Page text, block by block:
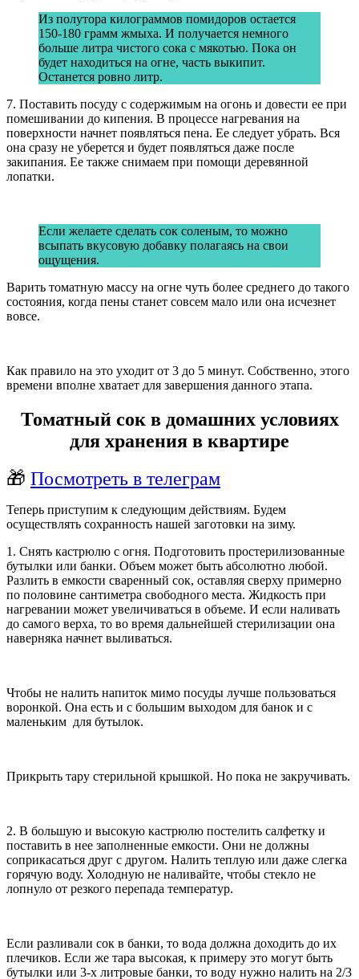
Из полутора килограммов помидоров остается
150-180 грамм жмыха. И получается немного
больше литра чистого сока с мякотью. Пока он
будет находиться на огне, часть выкипит.
Останется ровно литр.
7. Поставить посуду с содержимым на огонь и довести ее при
помешивании до кипения. В процессе нагревания на
поверхности начнет появляться пена. Ее следует убрать. Вся
она сразу не уберется и будет появляться даже после
закипания. Ее также снимаем при помощи деревянной
лопатки.
Если желаете сделать сок соленым, то можно
всыпать вкусовую добавку полагаясь на свои
ощущения.
Варить томатную массу на огне чуть более среднего до такого
состояния, когда пены станет совсем мало или она исчезнет
вовсе.
Как правило на это уходит от 3 до 5 минут. Собственно, этого
времени вполне хватает для завершения данного этапа.
Томатный сок в домашних условиях
для хранения в квартире
🎁 Посмотреть в телеграм
Теперь приступим к следующим действиям. Будем
осуществлять сохранность нашей заготовки на зиму.
1. Снять кастрюлю с огня. Подготовить простерилизованные
бутылки или банки. Объем может быть абсолютно любой.
Разлить в емкости сваренный сок, оставляя сверху примерно
по половине сантиметра свободного места. Жидкость при
нагревании может увеличиваться в объеме. И если наливать
до самого верха, то во время дальнейшей стерилизации она
наверняка начнет выливаться.
Чтобы не налить напиток мимо посуды лучше пользоваться
воронкой. Она есть и с большим выходом для банок и с
маленьким для бутылок.
Прикрыть тару стерильной крышкой. Но пока не закручивать.
2. В большую и высокую кастрюлю постелить салфетку и
поставить в нее заполненные емкости. Они не должны
соприкасаться друг с другом. Налить теплую или даже слегка
горячую воду. Холодную не наливайте, чтобы стекло не
лопнуло от резкого перепада температур.
Если разливали сок в банки, то вода должна доходить до их
плечиков. Если же тара высокая, к примеру это могут быть
бутылки или 3-х литровые банки, то воду нужно налить на 2/3